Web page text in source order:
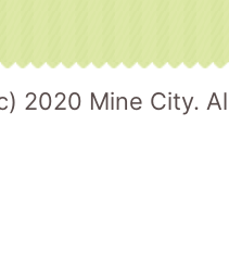
2020 Mine City.